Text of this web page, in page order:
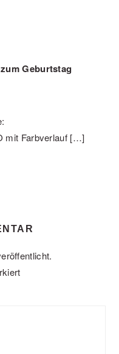
Geburtstag
mit Farbverlauf […]